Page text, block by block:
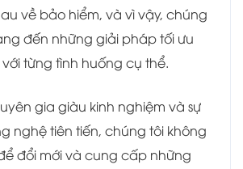
về bảo hiểm, và vì vậy, chúng
đến những giải pháp tối ưu
từng tình huống cụ thể.
gia giàu kinh nghiệm và sự
nghệ tiên tiến, chúng tôi không
đổi mới và cung cấp những